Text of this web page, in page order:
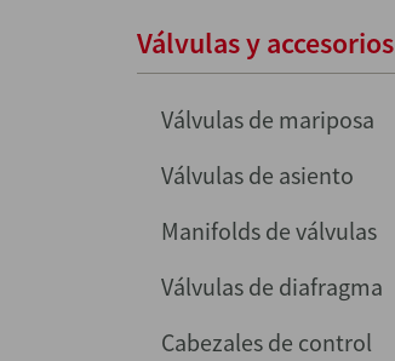
Válvulas y accesorios
Válvulas de mariposa
Válvulas de asiento
Manifolds de válvulas
Válvulas de diafragma
Cabezales de control